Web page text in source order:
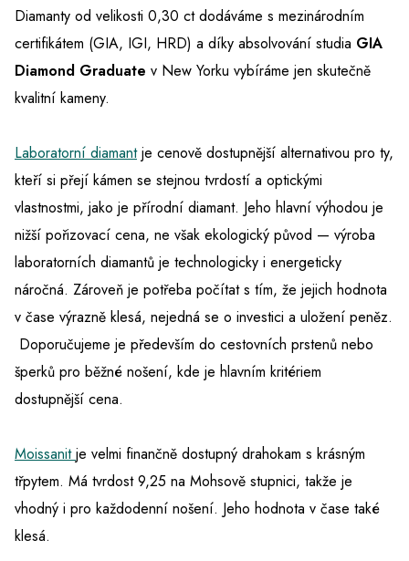
Diamanty od velikosti 0,30 ct dodáváme s mezinárodním
certifikátem (GIA, IGI, HRD) a díky absolvování studia GIA
Diamond Graduate v New Yorku vybíráme jen skutečně
kvalitní kameny.
Laboratorní diamant je cenově dostupnější alternativou pro ty,
kteří si přejí kámen se stejnou tvrdostí a optickými
vlastnostmi, jako je přírodní diamant. Jeho hlavní výhodou je
nižší pořizovací cena, ne však ekologický původ — výroba
laboratorních diamantů je technologicky i energeticky
náročná. Zároveň je potřeba počítat s tím, že jejich hodnota
v čase výrazně klesá, nejedná se o investici a uložení peněz.
Doporučujeme je především do cestovních prstenů nebo
šperků pro běžné nošení, kde je hlavním kritériem
dostupnější cena.
Moissanit je velmi finančně dostupný drahokam s krásným
třpytem. Má tvrdost 9,25 na Mohsově stupnici, takže je
vhodný i pro každodenní nošení. Jeho hodnota v čase také
klesá.